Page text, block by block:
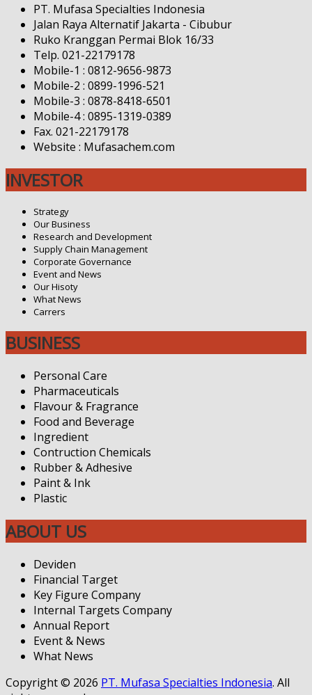
PT. Mufasa Specialties Indonesia
Jalan Raya Alternatif Jakarta - Cibubur
Ruko Kranggan Permai Blok 16/33
Telp. 021-22179178
Mobile-1 : 0812-9656-9873
Mobile-2 : 0899-1996-521
Mobile-3 : 0878-8418-6501
Mobile-4 : 0895-1319-0389
Fax. 021-22179178
Website : Mufasachem.com
INVESTOR
Strategy
Our Business
Research and Development
Supply Chain Management
Corporate Governance
Event and News
Our Hisoty
What News
Carrers
BUSINESS
Personal Care
Pharmaceuticals
Flavour & Fragrance
Food and Beverage
Ingredient
Contruction Chemicals
Rubber & Adhesive
Paint & Ink
Plastic
ABOUT US
Deviden
Financial Target
Key Figure Company
Internal Targets Company
Annual Report
Event & News
What News
Copyright © 2026 PT. Mufasa Specialties Indonesia. All